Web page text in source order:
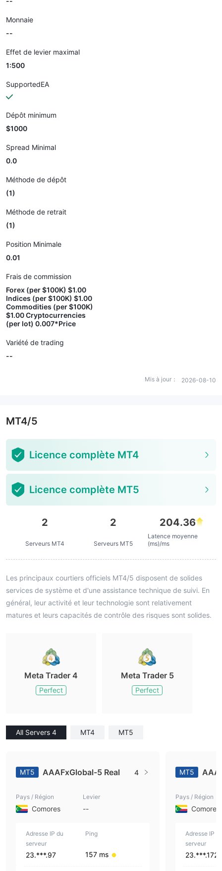
Monnaie
--
Effet de levier maximal
1:500
SupportedEA
Dépôt minimum
$1000
Spread Minimal
0.0
Méthode de dépôt
(1)
Méthode de retrait
(1)
Position Minimale
0.01
Frais de commission
Forex (per $100K) $1.00
Indices (per $100K) $1.00
Commodities (per $100K)
$1.00 Cryptocurrencies
(per lot) 0.007*Price
Variété de trading
--
Mis à jour： 2026-08-10
MT4/5
Licence complète MT4
Licence complète MT5
2
Serveurs MT4
2
Serveurs MT5
204.36
Latence moyenne
(ms)/ms
Les principaux courtiers officiels MT4/5 disposent de solides
services de système et d'une assistance technique de suivi. En
général, leur activité et leur technologie sont relativement
matures et leurs capacités de contrôle des risques sont solides.
Meta Trader 4
Perfect
Meta Trader 5
Perfect
All Servers 4 MT4 MT5
MT5 AAAFxGlobal-5 Real 4
Pays / Région
Comores
Levier
--
Adresse IP du
serveur
23.***.97
Ping
157 ms
MT5
Pays / Région
Comores
Adresse IP
serveur
23.***.172